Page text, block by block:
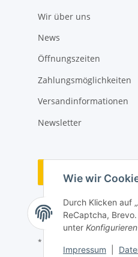
Wie wir
Durch Klicken auf
ReCaptcha,
unter Konfigurieren
Impressum
Wir über uns
News
Öffnungszeiten
Zahlungsmöglichkeiten
Versandinformationen
Newsletter
Vertrag
* Alle Preise inkl. gesetzlicher